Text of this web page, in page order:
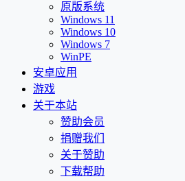
原版系统
Windows 11
Windows 10
Windows 7
WinPE
安卓应用
游戏
关于本站
赞助会员
捐赠我们
关于赞助
下载帮助